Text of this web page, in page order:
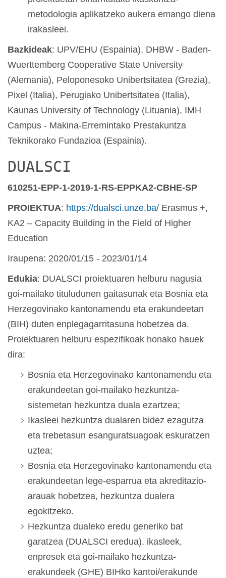
metodologia aplikatzeko aukera emango diena
irakasleei.
Bazkideak: UPV/EHU (Espainia), DHBW - Baden-
Wuerttemberg Cooperative State University
(Alemania), Peloponesoko Unibertsitatea (Grezia),
Pixel (Italia), Perugiako Unibertsitatea (Italia),
Kaunas University of Technology (Lituania), IMH
Campus - Makina-Erremintako Prestakuntza
Teknikorako Fundazioa (Espainia).
DUALSCI
610251-EPP-1-2019-1-RS-EPPKA2-CBHE-SP
PROIEKTUA: https://dualsci.unze.ba/ Erasmus +,
KA2 – Capacity Building in the Field of Higher
Education
Iraupena: 2020/01/15 - 2023/01/14
Edukia: DUALSCI proiektuaren helburu nagusia
goi-mailako tituludunen gaitasunak eta Bosnia eta
Herzegovinako kantonamendu eta erakundeetan
(BIH) duten enplegagarritasuna hobetzea da.
Proiektuaren helburu espezifikoak honako hauek
dira:
Bosnia eta Herzegovinako kantonamendu eta
erakundeetan goi-mailako hezkuntza-
sistemetan hezkuntza duala ezartzea;
Ikasleei hezkuntza dualaren bidez ezagutza
eta trebetasun esanguratsuagoak eskuratzen
uztea;
Bosnia eta Herzegovinako kantonamendu eta
erakundeetan lege-esparrua eta akreditazio-
arauak hobetzea, hezkuntza dualera
egokitzeko.
Hezkuntza dualeko eredu generiko bat
garatzea (DUALSCI eredua), ikasleek,
enpresek eta goi-mailako hezkuntza-
erakundeek (GHE) BIHko kantoi/erakunde